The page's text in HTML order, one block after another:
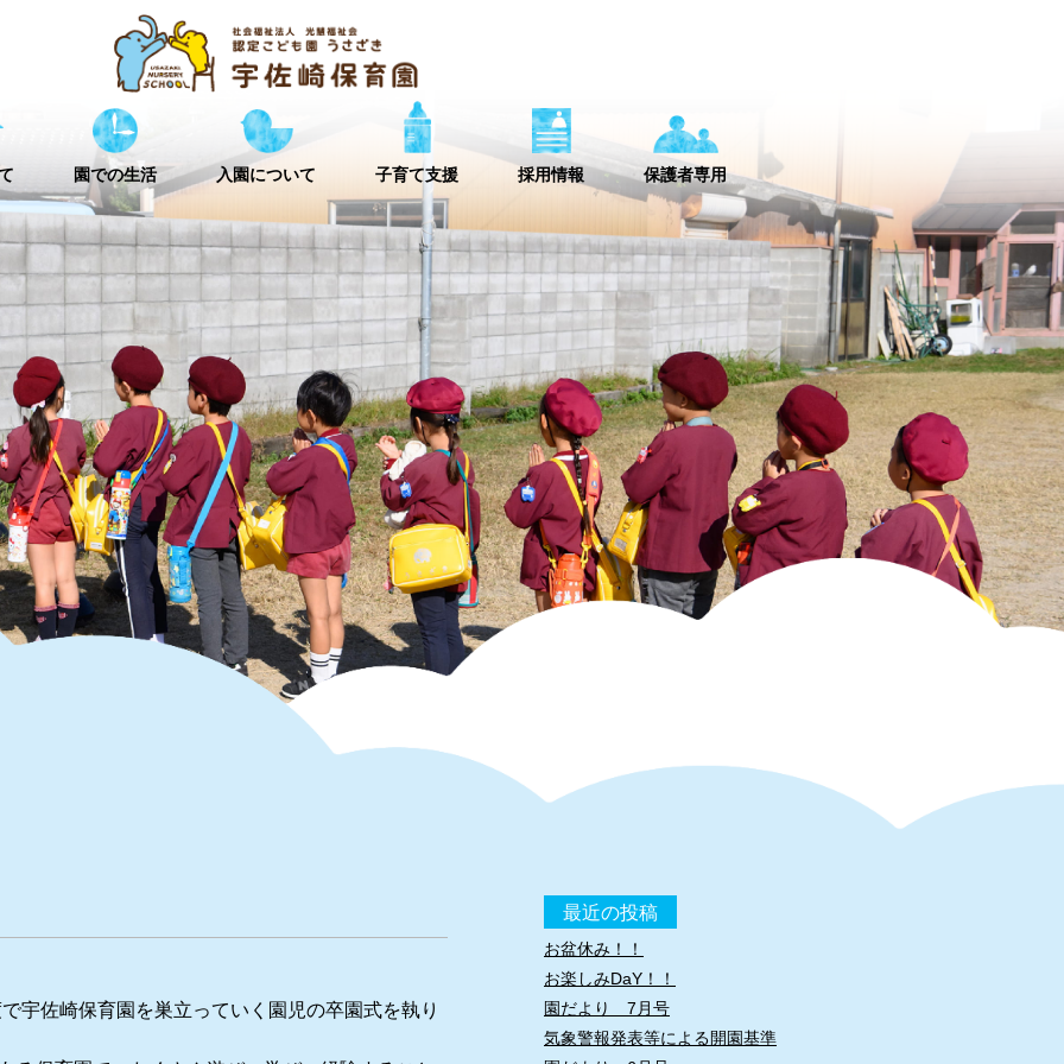
園での生活 入園について 子育て支援 採用情報 保護者専用
宇佐崎保育園を巣立っていく園児の卒園式を執り
最近の投稿
お盆休み！！
お楽しみDaY！！
園だより 7月号
気象警報発表等による開園基準